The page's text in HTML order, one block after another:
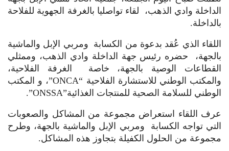
الداخلة وادي الذھب، لقاء تواصليا بالغرفة الجھویة للفلاحة
بالداخلة.
اللقاء الذي عُقد بدعوة من الكسابة ومربي الإبل والماشية
بالجهة، حضره رئيس جهة الداخلة وادي الذهب، وممثلي
القطاعات الوصية بالجهة، خاصة الغرفة الفلاحية،
والمكتب الوطني للاستشارة الفلاحية “ONCA”، و المكتب
الوطني للسلامة الصحية للمنتجات الغذائية”ONSSA”.
عرف اللقاء استعراض مجموعة من المشاكل والصعوبات
التي تواجه الكسابة ومربي الإبل والماشية بالجهة، وطرح
مجموعة من الحلول الكفيلة بتجاوز هذه المشاكل.